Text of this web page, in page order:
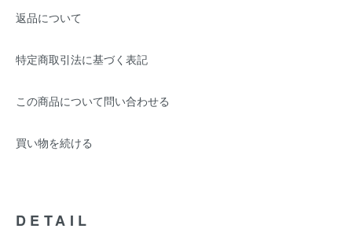
返品について
特定商取引法に基づく表記
この商品について問い合わせる
買い物を続ける
DETAIL